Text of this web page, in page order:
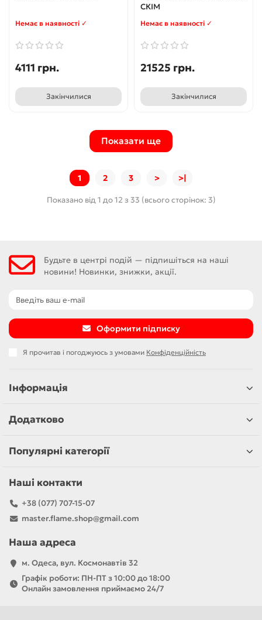
Немає в наявності ✓
4111 грн.
Закінчилися
СКІМ
Немає в наявності ✓
21525 грн.
Закінчилися
Показати ще
1 2 3 > >|
Показано від 1 до 12 з 33 (всього сторінок: 3)
Будьте в центрі подій — підпишіться на наші
новини! Новинки, знижки, акції.
Оформити підписку
Я прочитав і погоджуюсь з умовами Конфіденційність
Інформація
Додатково
Популярні категорії
Наші контакти
+38 (077) 707-15-07
master.flame.shop@gmail.com
Наша адреса
м. Одеса, вул. Космонавтів 32
Графік роботи: ПН-ПТ з 10:00 до 18:00
Онлайн замовлення приймаємо 24/7